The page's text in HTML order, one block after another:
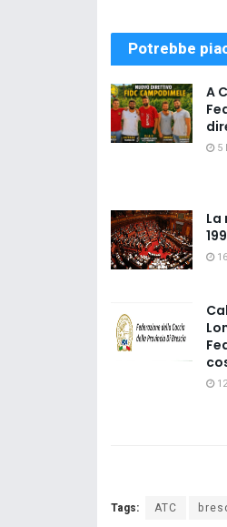
Potrebbe
A
5
La
Tags: ATC